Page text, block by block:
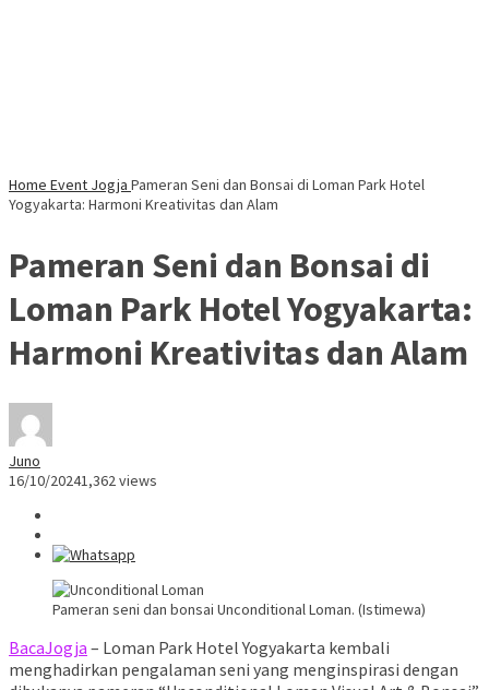
Home Event Jogja Pameran Seni dan Bonsai di Loman Park Hotel
Yogyakarta: Harmoni Kreativitas dan Alam
Pameran Seni dan Bonsai di
Loman Park Hotel Yogyakarta:
Harmoni Kreativitas dan Alam
Juno
16/10/20241,362 views
Pameran seni dan bonsai Unconditional Loman. (Istimewa)
BacaJogja – Loman Park Hotel Yogyakarta kembali
menghadirkan pengalaman seni yang menginspirasi dengan